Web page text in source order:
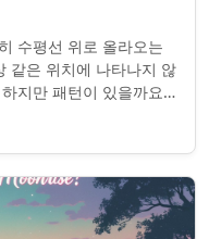
수평선 위로 올라오는
같은 위치에 나타나지 않
지만 패턴이 있을까요?